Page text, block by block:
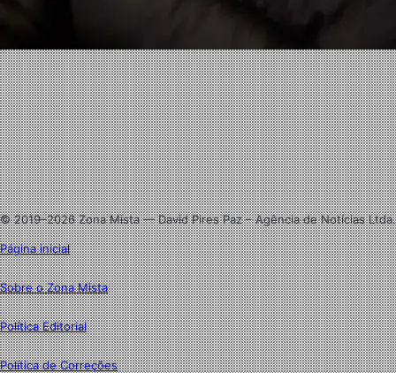
Facebook
X
Linkedin
Instagram
© 2019–2026 Zona Mista — David Pires Paz – Agência de Notícias Ltda.
Página inicial
Sobre o Zona Mista
Política Editorial
Política de Correções